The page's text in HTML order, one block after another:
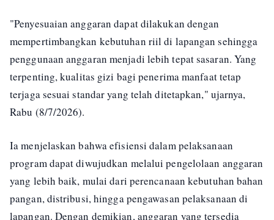
"Penyesuaian anggaran dapat dilakukan dengan
mempertimbangkan kebutuhan riil di lapangan sehingga
penggunaan anggaran menjadi lebih tepat sasaran. Yang
terpenting, kualitas gizi bagi penerima manfaat tetap
terjaga sesuai standar yang telah ditetapkan," ujarnya,
Rabu (8/7/2026).
Ia menjelaskan bahwa efisiensi dalam pelaksanaan
program dapat diwujudkan melalui pengelolaan anggaran
yang lebih baik, mulai dari perencanaan kebutuhan bahan
pangan, distribusi, hingga pengawasan pelaksanaan di
lapangan. Dengan demikian, anggaran yang tersedia